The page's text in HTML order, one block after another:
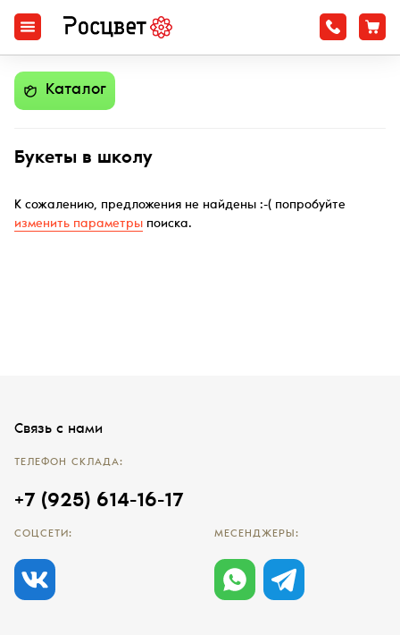
Каталог
Букеты в школу
К сожалению, предложения не найдены :-( попробуйте
изменить параметры поиска.
Связь с нами
ТЕЛЕФОН СКЛАДА:
+7 (925) 614-16-17
СОЦСЕТИ: МЕСЕНДЖЕРЫ: